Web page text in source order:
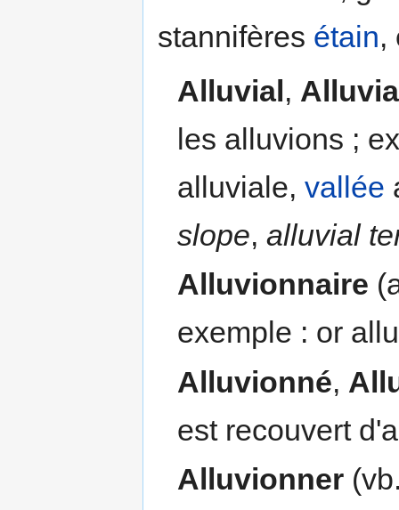
stannifères étain,
Alluvial,
les alluvions ;
alluviale,vallée
slope,alluvial
Alluvionnaire
exemple : or
Alluvionné,
est recouvert
Alluvionner